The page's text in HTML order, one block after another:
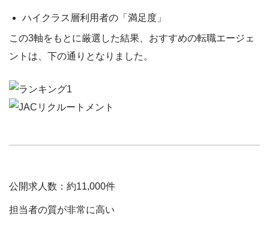
ハイクラス層利用者の 「満足度」
この3軸をもとに厳選した結果、おすすめの転職エージェ
ントは、下の通りとなりました。
公開求人数： 約11,000件
担当者の質が非常に高い